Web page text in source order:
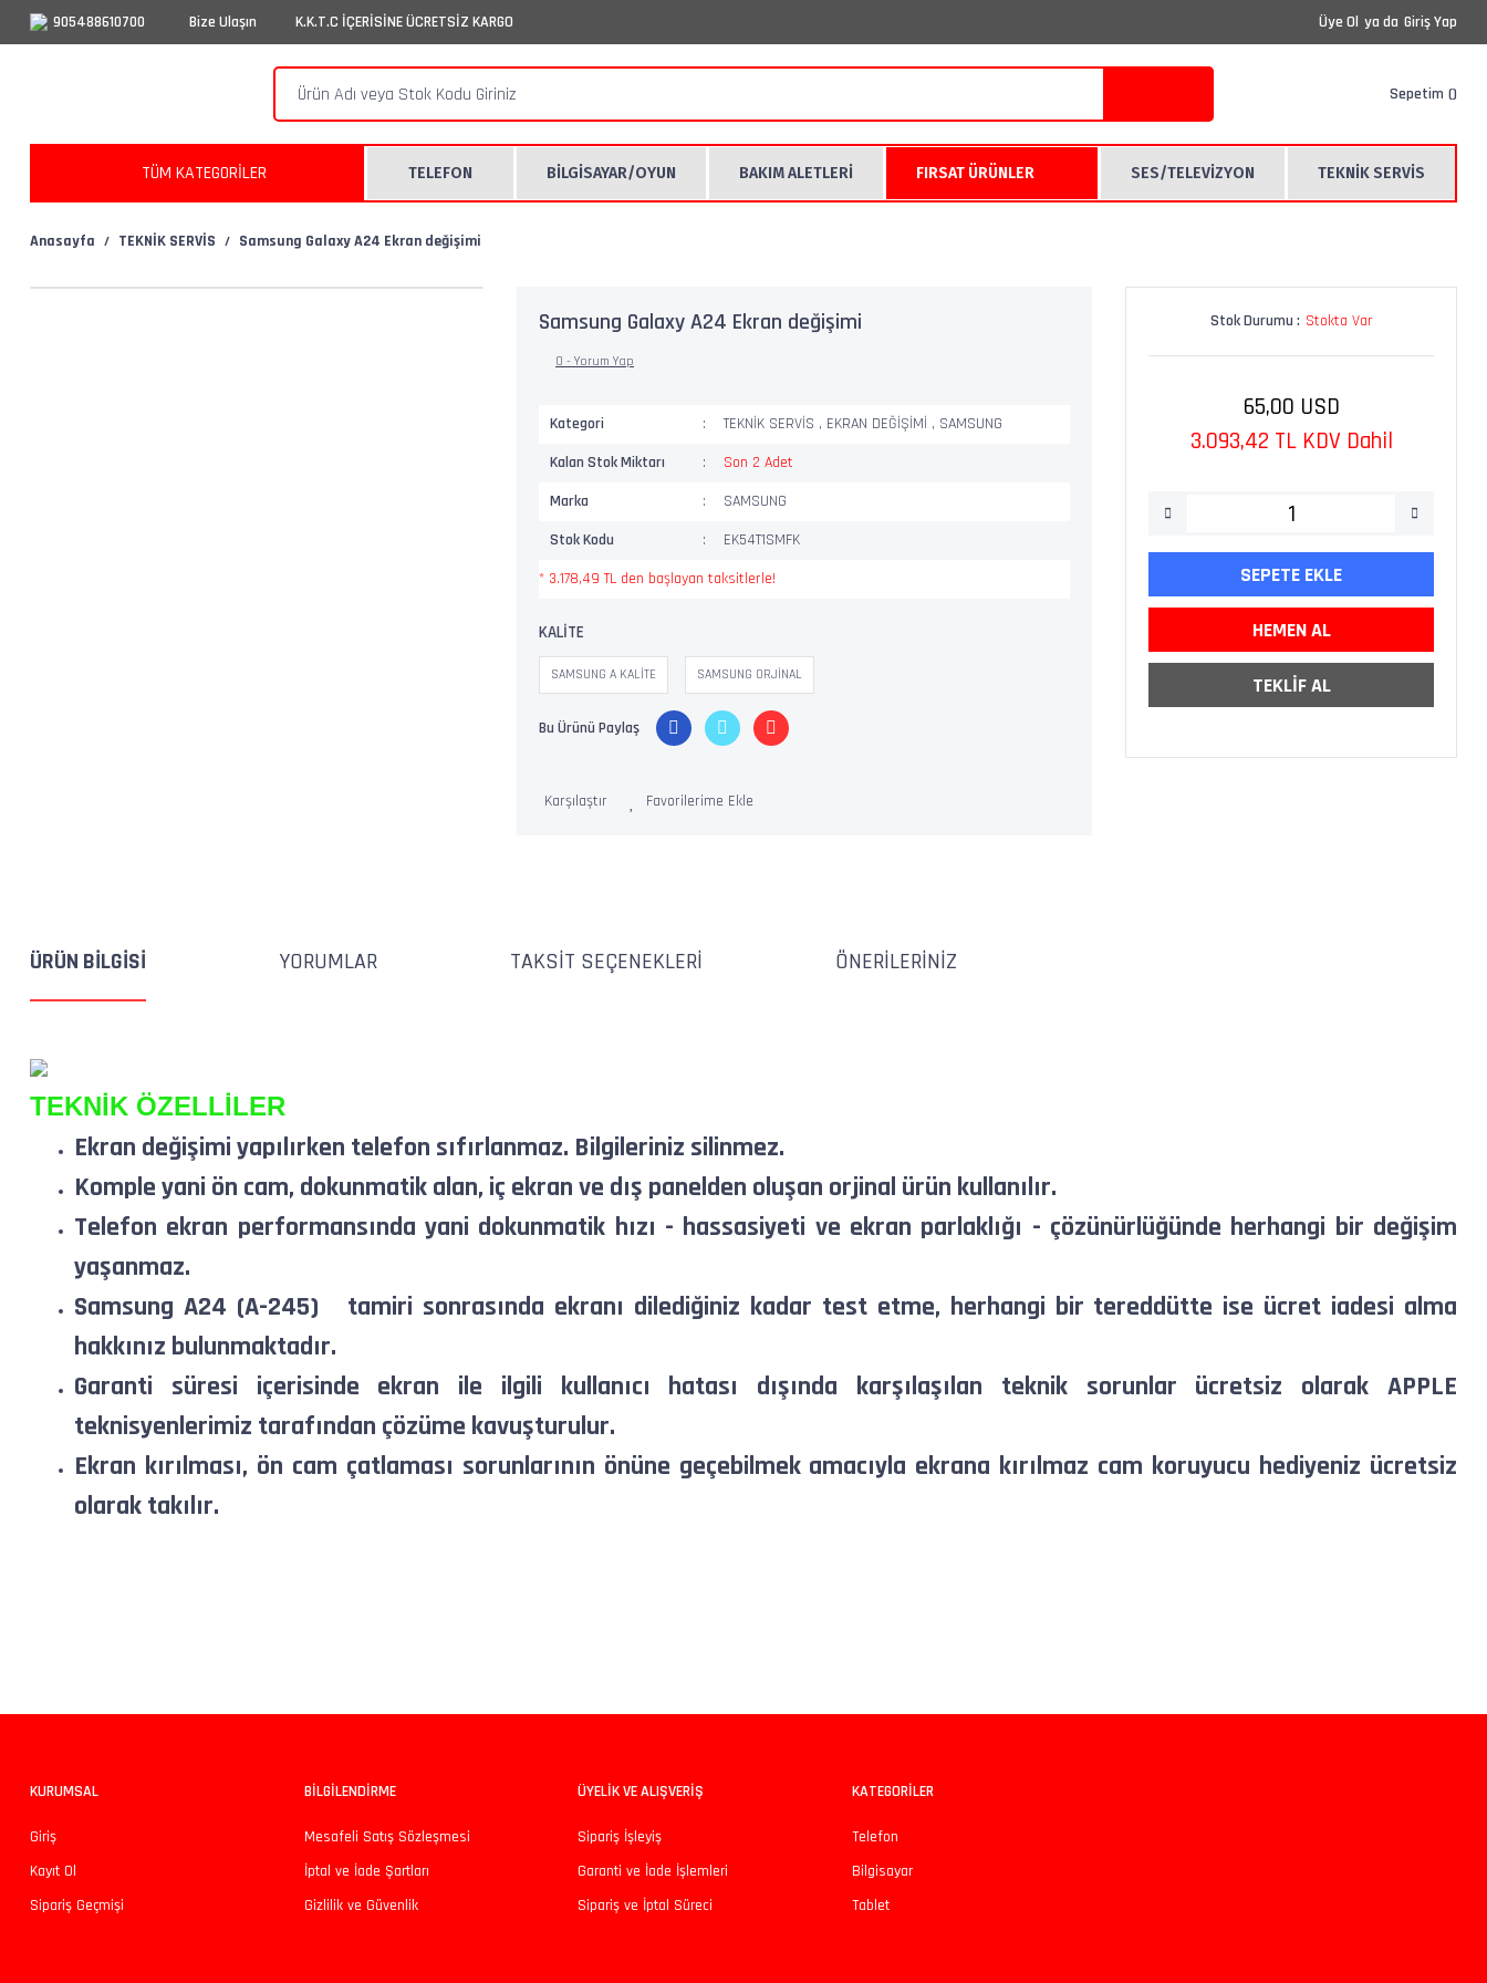
905488610700 Bize Ulaşın K.K.T.C İÇERİSİNE ÜCRETSİZ KARGO Üye Ol ya da Giriş Yap
Sepetim
TÜM KATEGORİLER TELEFON BİLGİSAYAR/OYUN BAKIM ALETLERİ FIRSAT ÜRÜNLER SES/TELEVİZYON TEKNİK SERVİS
Anasayfa TEKNİK SERVİS Samsung Galaxy A24 Ekran değişimi
Samsung Galaxy A24 Ekran değişimi
0 - Yorum Yap
Kategori TEKNİK SERVİS , EKRAN DEĞİŞİMİ , SAMSUNG
Kalan Stok Miktarı
Son 2 Adet
Marka
SAMSUNG
Stok Kodu
EK54T1SMFK
* 3.178,49 TL den başlayan taksitlerle!
KALİTE
SAMSUNG A KALİTE SAMSUNG ORJİNAL
Bu Ürünü Paylaş
Karşılaştır
Stok Durumu : Stokta Var
65,00 USD
3.093,42 TL KDV Dahil
SEPETE EKLE
HEMEN AL
TEKLİF AL
ÜRÜN BILGISI YORUMLAR TAKSIT SEÇENEKLERI ÖNERILERINIZ
TEKNİK ÖZELLİLER
Ekran değişimi yapılırken telefon sıfırlanmaz. Bilgileriniz silinmez.
Komple yani ön cam, dokunmatik alan, iç ekran ve dış panelden oluşan orjinal ürün kullanılır.
Telefon ekran performansında yani dokunmatik hızı - hassasiyeti ve ekran parlaklığı - çözünürlüğünde herhangi bir değişim
yaşanmaz.
Samsung A24 (A-245)
tamiri sonrasında ekranı dilediğiniz kadar test etme, herhangi bir tereddütte ise ücret iadesi alma
hakkınız bulunmaktadır.
Garanti süresi içerisinde ekran ile ilgili kullanıcı hatası dışında karşılaşılan teknik sorunlar ücretsiz olarak APPLE
teknisyenlerimiz tarafından çözüme kavuşturulur.
Ekran kırılması, ön cam çatlaması sorunlarının önüne geçebilmek amacıyla ekrana kırılmaz cam koruyucu hediyeniz ücretsiz
olarak takılır.
Ürün resmi kalitesiz, bozuk veya görüntülenemiyor.
Ürün bilgilerinde hatalar bulunuyor.
KURUMSAL
Giriş
Kayıt Ol
Sipariş Geçmişi
BİLGİLENDİRME
Mesafeli Satış Sözleşmesi
İptal ve İade Şartları
Gizlilik ve Güvenlik
ÜYELİK VE ALIŞVERİŞ
Sipariş İşleyiş
Garanti ve İade İşlemleri
Sipariş ve İptal Süreci
KATEGORİLER
Telefon
Bilgisayar
Tablet